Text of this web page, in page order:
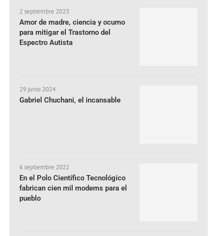
2 septiembre 2023
Amor de madre, ciencia y ocumo
para mitigar el Trastorno del
Espectro Autista
29 junio 2024
Gabriel Chuchani, el incansable
6 septiembre 2022
En el Polo Científico Tecnológico
fabrican cien mil modems para el
pueblo